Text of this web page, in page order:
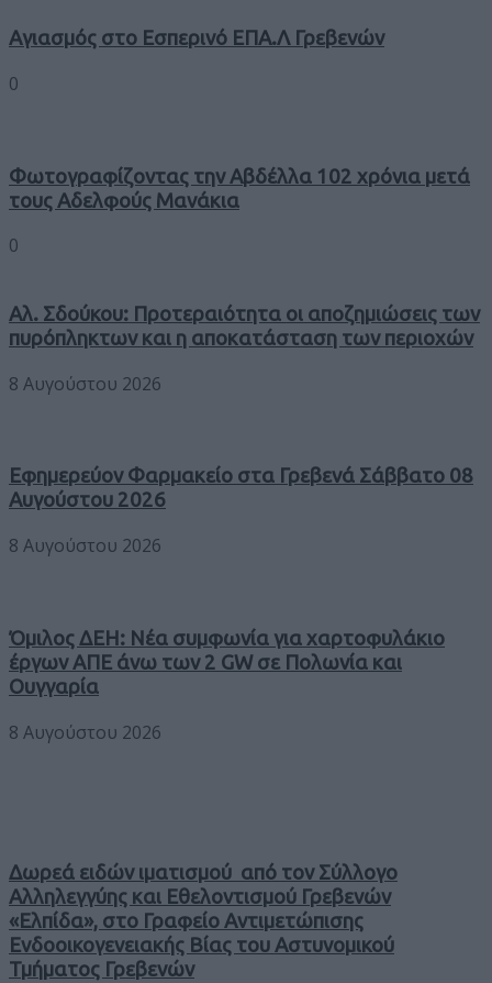
Αγιασμός στο Εσπερινό ΕΠΑ.Λ Γρεβενών
0
Φωτογραφίζοντας την Αβδέλλα 102 χρόνια μετά
τους Αδελφούς Μανάκια
0
Αλ. Σδούκου: Προτεραιότητα οι αποζημιώσεις των
πυρόπληκτων και η αποκατάσταση των περιοχών
8 Αυγούστου 2026
Εφημερεύον Φαρμακείο στα Γρεβενά Σάββατο 08
Αυγούστου 2026
8 Αυγούστου 2026
Όμιλος ΔΕΗ: Νέα συμφωνία για χαρτοφυλάκιο
έργων ΑΠΕ άνω των 2 GW σε Πολωνία και
Ουγγαρία
8 Αυγούστου 2026
Δωρεά ειδών ιματισμού από τον Σύλλογο
Αλληλεγγύης και Εθελοντισμού Γρεβενών
«Ελπίδα», στο Γραφείο Αντιμετώπισης
Ενδοοικογενειακής Βίας του Αστυνομικού
Τμήματος Γρεβενών